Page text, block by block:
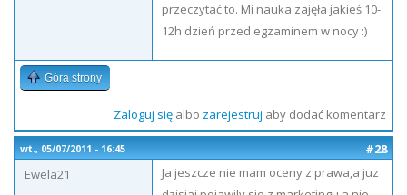
przeczytać to. Mi nauka zajęła jakieś 10-
12h dzień przed egzaminem w nocy :)
Góra strony
Zaloguj sięalbo zarejestruj aby dodać komentarz
wt., 05/07/2011 - 16:45
#28
Ewela21
Ja jeszcze nie mam oceny z prawa,a juz